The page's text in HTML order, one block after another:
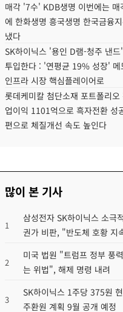
매각 '7수' KDB생명 이번에는 매
에 한화생명 흥국생명 한국금융
냈다
SK하이닉스 '용인 D램-청주 낸
투입한다 : '연평균 19% 성장' 메
인프라 시장 핵심플레이어로
롯데케미칼 첨단소재 포트폴리
업이익 1101억으로 흑자전환 성
편으로 체질개선 속도 높인다
많이 본 기사
1
삼성전자 SK하이닉스 소극
권가 비판, "반도체 호황 지
2
미국 법원 "트럼프 정부 풍
는 위법", 해제 명령 내려
3
SK하이닉스 1주당 375원
주환원 계획 9월 공개 예정